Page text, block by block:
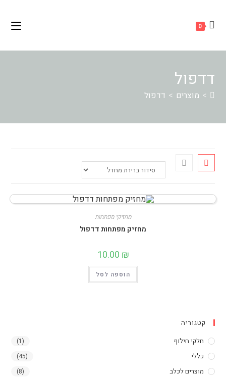
content
0
דדפול
> מוצרים > דדפול
מחזיקי מפתחות
מחזיק מפתחות דדפול
10.00 ₪
הוספה לסל
קטגוריה
חלקי חילוף
(1)
כללי (45)
מוצרים לכלב (8)